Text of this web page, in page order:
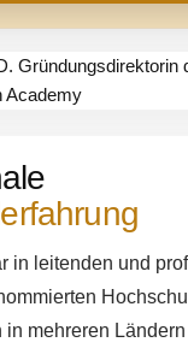
in leitenden und
in mehreren Ländern